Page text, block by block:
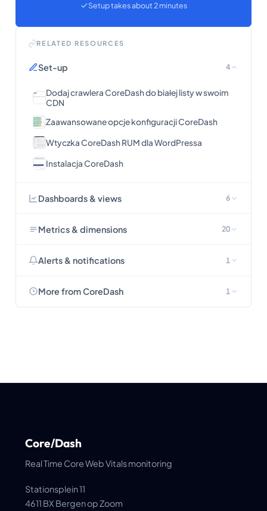
Setup takes about 2 minutes
RELATED RESOURCES
Set-up 4
Dodaj crawlera CoreDash do białej listy w swoim
CDN
Zaawansowane opcje konfiguracji CoreDash
Wtyczka CoreDash RUM dla WordPressa
Instalacja CoreDash
Dashboards & views 6
Metrics & dimensions 20
Alerts & notifications 1
More from CoreDash 1
Core/Dash
Real Time Core Web Vitals monitoring
Stationsplein 11
4611 BX Bergen op Zoom